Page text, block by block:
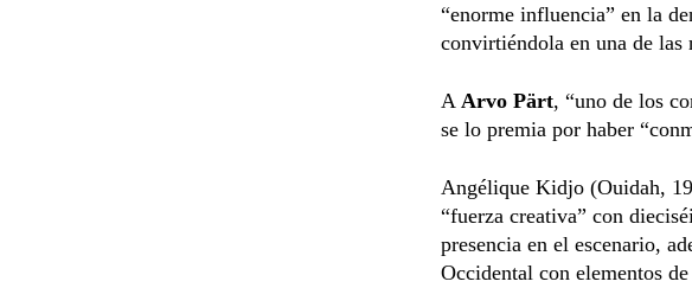
“enorme influencia” en la
convirtiéndola en una de las
A Arvo Pärt, “uno de los
se lo premia por haber
Angélique Kidjo (Ouidah,
“fuerza creativa” con
presencia en el escenario,
Occidental con elementos